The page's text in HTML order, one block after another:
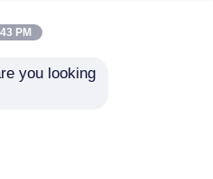
Kontakt
PM
you looking